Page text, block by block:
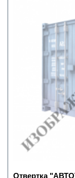
Отвертка